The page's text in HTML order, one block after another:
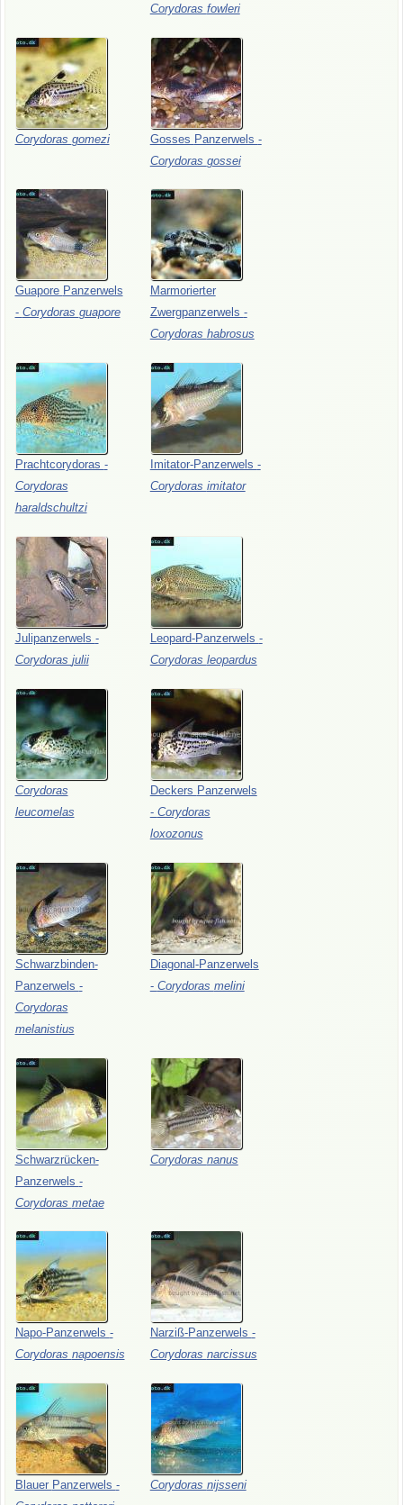
Corydoras fowleri
Corydoras gomezi Gosses Panzerwels -
Corydoras gossei
Guapore Panzerwels
- Corydoras guapore
Marmorierter
Zwergpanzerwels -
Corydoras habrosus
Prachtcorydoras -
Corydoras
haraldschultzi
Imitator-Panzerwels -
Corydoras imitator
Julipanzerwels -
Corydoras julii
Leopard-Panzerwels -
Corydoras leopardus
Corydoras
leucomelas
Deckers Panzerwels
- Corydoras
loxozonus
Schwarzbinden-
Panzerwels -
Corydoras
melanistius
Diagonal-Panzerwels
- Corydoras melini
Schwarzrücken-
Panzerwels -
Corydoras metae
Corydoras nanus
Napo-Panzerwels -
Corydoras napoensis
Narziß-Panzerwels -
Corydoras narcissus
Blauer Panzerwels -
Corydoras nijsseni